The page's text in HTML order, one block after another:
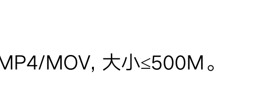
MOV, 大小≤500M。